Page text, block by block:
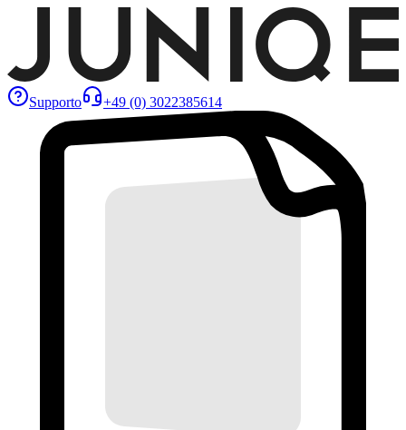
Supporto +49 (0) 3022385614